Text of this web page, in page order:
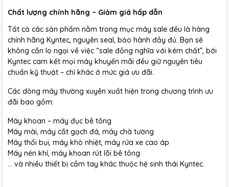
Chất lượng chính hãng – Giảm giá hấp dẫn
Tất cả các sản phẩm nằm trong mục máy sale đều là hàng
chính hãng Kyntec, nguyên seal, bảo hành đầy đủ. Bạn sẽ
không cần lo ngại về việc “sale đồng nghĩa với kém chất”, bởi
Kyntec cam kết mọi máy khuyến mãi đều giữ nguyên tiêu
chuẩn kỹ thuật – chỉ khác ở mức giá ưu đãi.
Các dòng máy thường xuyên xuất hiện trong chương trình ưu
đãi bao gồm:
Máy khoan – máy đục bê tông
Máy mài, máy cắt gạch đá, máy chà tường
Máy thổi bụi, máy khò nhiệt, máy rửa xe cao áp
Máy nén khí, máy khoan rút lõi bê tông
… và nhiều thiết bị cầm tay khác thuộc hệ sinh thái Kyntec.